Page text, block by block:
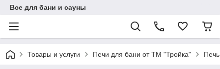
Все для бани и сауны
Товары и услуги Печи для бани от ТМ "Тройка"